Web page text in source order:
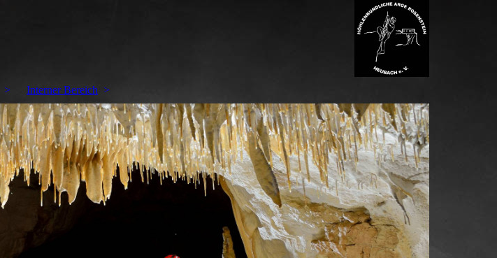
Interner Bereich